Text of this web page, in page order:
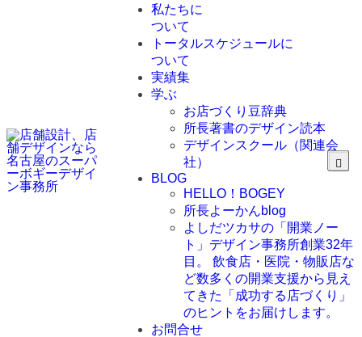
私たちに
ついて
トータルスケジュールに
ついて
実績集
学ぶ
お店づくり豆辞典
所長著書のデザイン読本
デザインスクール（関連会
社）
BLOG
HELLO！BOGEY
所長よーかんblog
よしだツカサの「開業ノー
ト」 デザイン事務所創業32年
目。 飲食店・医院・物販店な
ど数多くの開業支援から見え
てきた「成功する店づくり」
のヒントをお届けします。
お問合せ